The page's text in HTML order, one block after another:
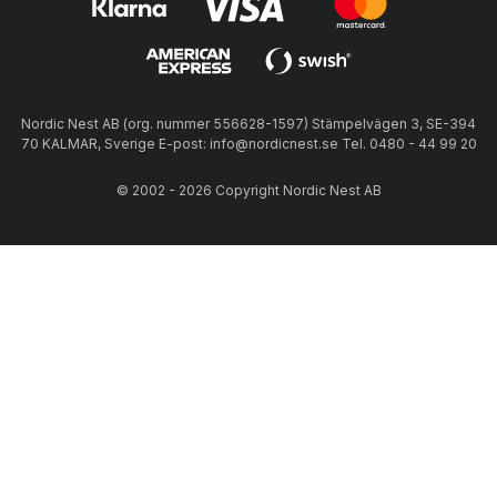
Nordic Nest AB (org. nummer 556628-1597) Stämpelvägen 3, SE-394
70 KALMAR, Sverige E-post: info@nordicnest.se Tel. 0480 - 44 99 20
© 2002 - 2026 Copyright Nordic Nest AB